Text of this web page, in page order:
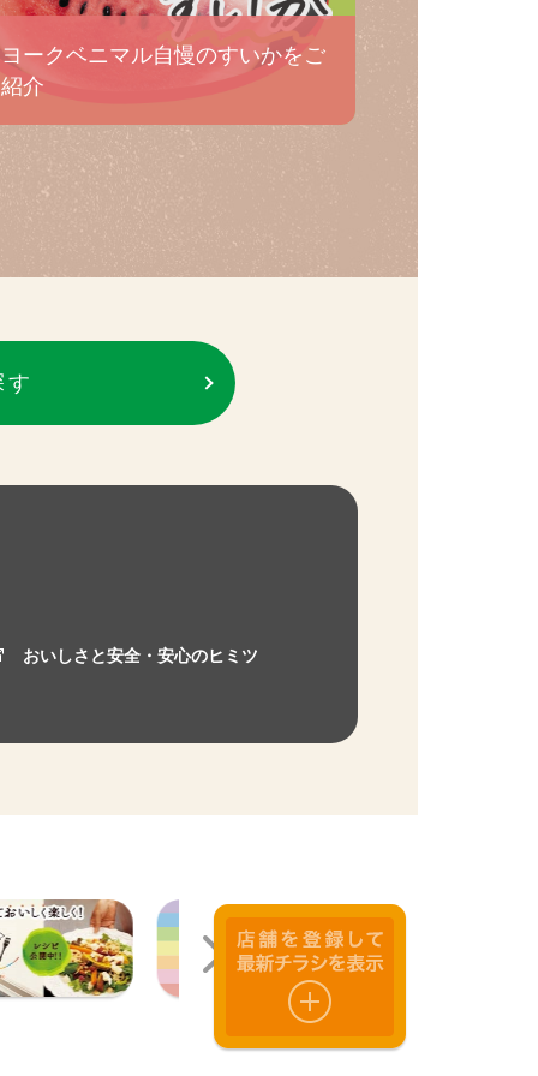
ヨークベニマル自慢のすいかをご
紹介
す
おいしさと安全・安心のヒミツ